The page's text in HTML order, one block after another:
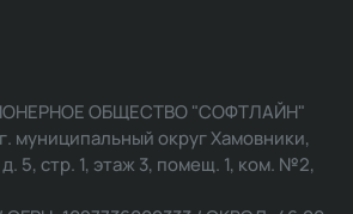
ОБЩЕСТВО "СОФТЛАЙН"
муниципальный округ Хамовники,
5, стр. 1, этаж 3, помещ. 1, ком. №2,